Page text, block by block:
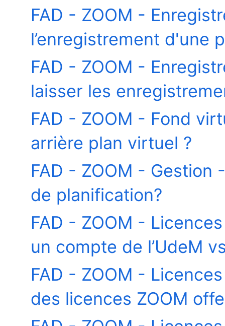
FAD - ZOOM -
l’enregistrement d'une
FAD - ZOOM -
laisser les
FAD - ZOOM - Fond
arrière plan virtuel ?
FAD - ZOOM -
de planification?
FAD - ZOOM -
un compte de l’UdeM
FAD - ZOOM -
des licences ZOOM